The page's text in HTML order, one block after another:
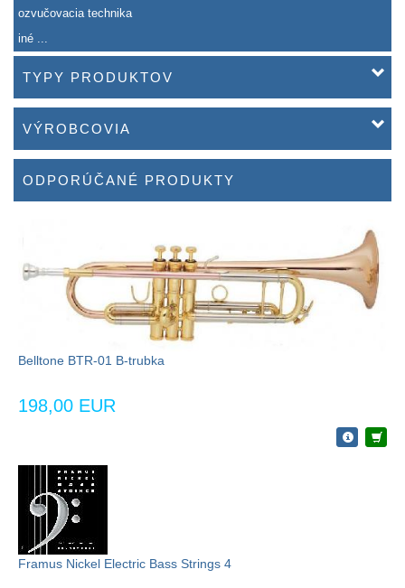
ozvučovacia technika
iné ...
TYPY PRODUKTOV
VÝROBCOVIA
ODPORÚČANÉ PRODUKTY
Belltone BTR-01 B-trubka
198,00 EUR
Framus Nickel Electric Bass Strings 4